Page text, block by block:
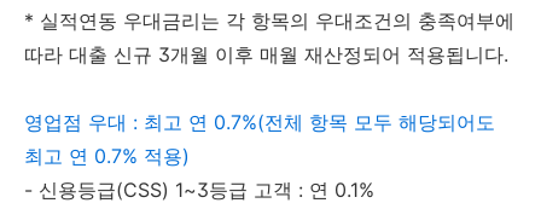
* 실적연동 우대금리는 각 항목의 우대조건의 충족여부에
따라 대출 신규 3개월 이후 매월 재산정되어 적용됩니다.
영업점 우대 : 최고 연 0.7%(전체 항목 모두 해당되어도
최고 연 0.7% 적용)
- 신용등급(CSS) 1~3등급 고객 : 연 0.1%